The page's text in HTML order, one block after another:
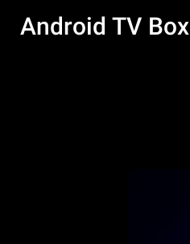
اکانت IPTV برای Android TV Box